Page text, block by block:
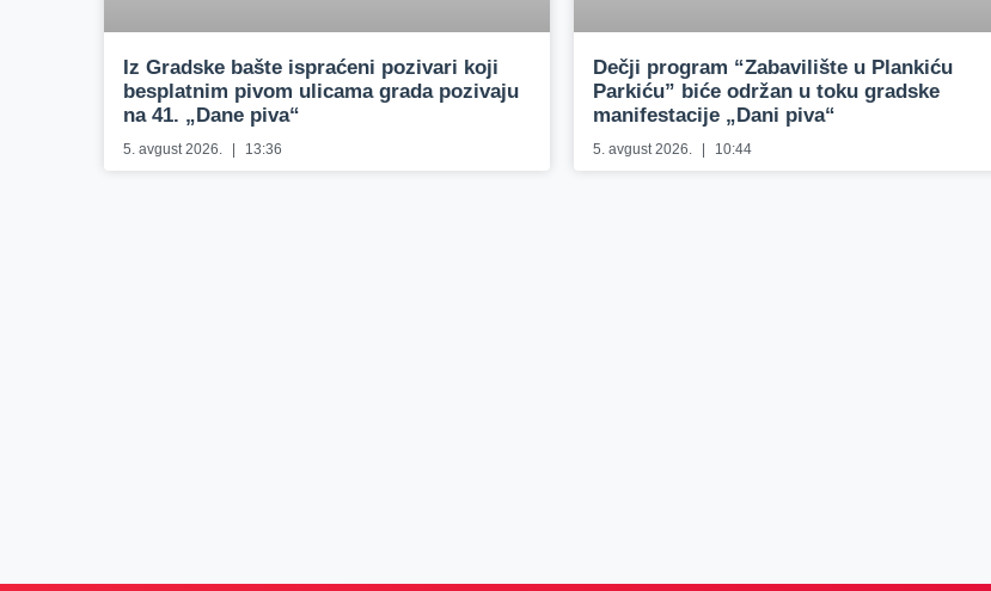
Iz Gradske bašte ispraćeni pozivari koji
besplatnim pivom ulicama grada pozivaju
na 41. „Dane piva“
5. avgust 2026. 13:36
Dečji program “Zabavilište u Plankiću
Parkiću” biće održan u toku gradske
manifestacije „Dani piva“
5. avgust 2026. 10:44